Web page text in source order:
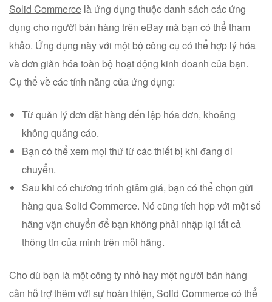
Solid Commerce là ứng dụng thuộc danh sách các ứng
dụng cho người bán hàng trên eBay mà bạn có thể tham
khảo. Ứng dụng này với một bộ công cụ có thể hợp lý hóa
và đơn giản hóa toàn bộ hoạt động kinh doanh của bạn.
Cụ thể về các tính năng của ứng dụng:
Từ quản lý đơn đặt hàng đến lập hóa đơn, khoảng
không quảng cáo.
Bạn có thể xem mọi thứ từ các thiết bị khi đang di
chuyển.
Sau khi có chương trình giảm giá, bạn có thể chọn gửi
hàng qua Solid Commerce. Nó cũng tích hợp với một số
hãng vận chuyển để bạn không phải nhập lại tất cả
thông tin của mình trên mỗi hãng.
Cho dù bạn là một công ty nhỏ hay một người bán hàng
cần hỗ trợ thêm với sự hoàn thiện, Solid Commerce có thể